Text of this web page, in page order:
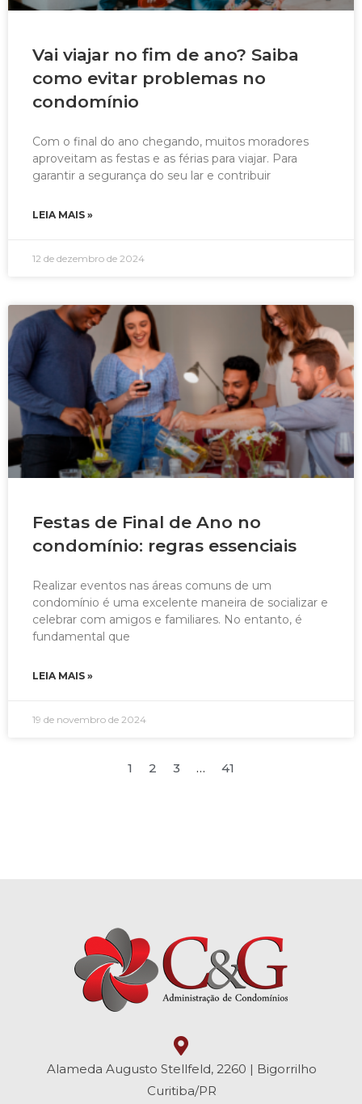
Vai viajar no fim de ano? Saiba
como evitar problemas no
condomínio
Com o final do ano chegando, muitos moradores
aproveitam as festas e as férias para viajar. Para
garantir a segurança do seu lar e contribuir
LEIA MAIS »
12 de dezembro de 2024
Festas de Final de Ano no
condomínio: regras essenciais
Realizar eventos nas áreas comuns de um
condomínio é uma excelente maneira de socializar e
celebrar com amigos e familiares. No entanto, é
fundamental que
LEIA MAIS »
19 de novembro de 2024
1 2 3 … 41
Alameda Augusto Stellfeld, 2260 | Bigorrilho
Curitiba/PR